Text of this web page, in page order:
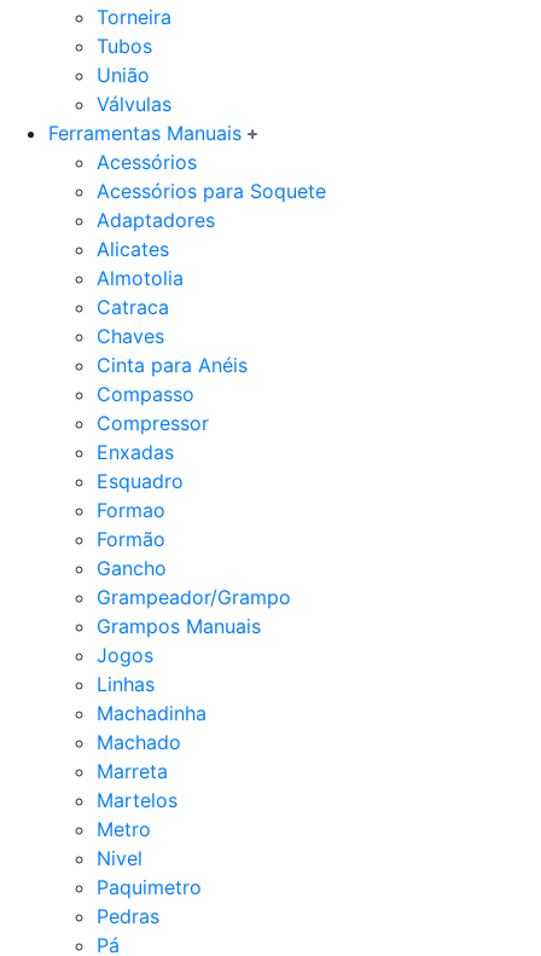
Torneira
Tubos
União
Válvulas
Ferramentas Manuais
Acessórios
Acessórios para Soquete
Adaptadores
Alicates
Almotolia
Catraca
Chaves
Cinta para Anéis
Compasso
Compressor
Enxadas
Esquadro
Formao
Formão
Gancho
Grampeador/Grampo
Grampos Manuais
Jogos
Linhas
Machadinha
Machado
Marreta
Martelos
Metro
Nivel
Paquimetro
Pedras
Pá